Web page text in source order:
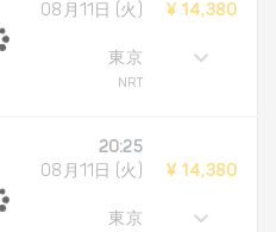
08月11日 (火)
東京
NRT
¥ 14,380
20:25
08月11日 (火)
東京
¥ 14,380